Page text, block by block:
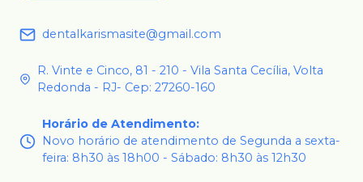
dentalkarismasite@gmail.com
R. Vinte e Cinco, 81 - 210 - Vila Santa Cecília, Volta
Redonda - RJ- Cep: 27260-160
Horário de Atendimento:
Novo horário de atendimento de Segunda a sexta-
feira: 8h30 às 18h00 - Sábado: 8h30 às 12h30